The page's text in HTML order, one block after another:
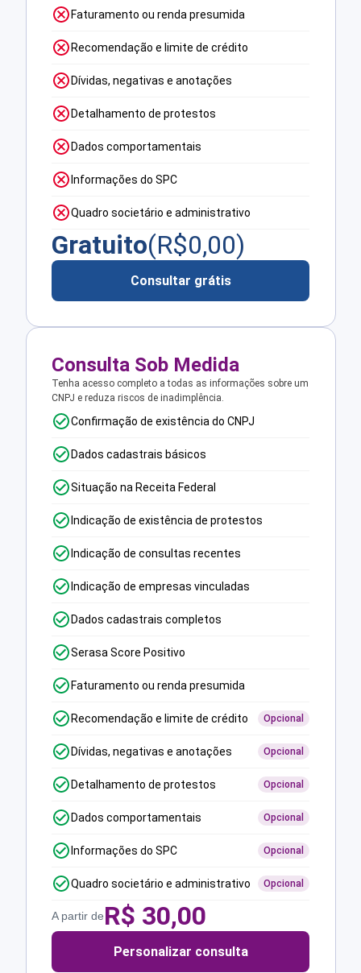
Faturamento ou renda presumida
Recomendação e limite de crédito
Dívidas, negativas e anotações
Detalhamento de protestos
Dados comportamentais
Informações do SPC
Quadro societário e administrativo
Gratuito(R$0,00)
Consultar grátis
Consulta Sob Medida
Tenha acesso completo a todas as informações sobre um
CNPJ e reduza riscos de inadimplência.
Confirmação de existência do CNPJ
Dados cadastrais básicos
Situação na Receita Federal
Indicação de existência de protestos
Indicação de consultas recentes
Indicação de empresas vinculadas
Dados cadastrais completos
Serasa Score Positivo
Faturamento ou renda presumida
Recomendação e limite de crédito Opcional
Dívidas, negativas e anotações Opcional
Detalhamento de protestos Opcional
Dados comportamentais Opcional
Informações do SPC Opcional
Quadro societário e administrativo Opcional
A partir deR$ 30,00
Personalizar consulta